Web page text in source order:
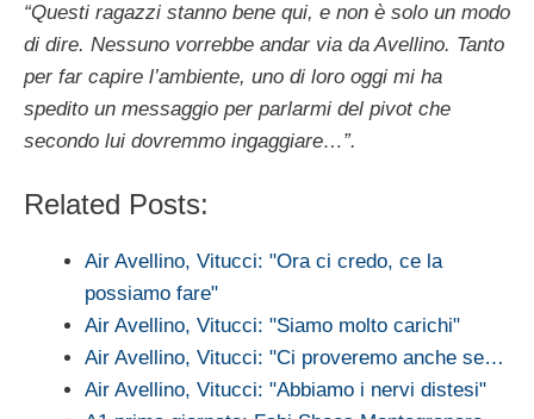
“Questi ragazzi stanno bene qui, e non è solo un modo
di dire. Nessuno vorrebbe andar via da Avellino. Tanto
per far capire l’ambiente, uno di loro oggi mi ha
spedito un messaggio per parlarmi del pivot che
secondo lui dovremmo ingaggiare…”.
Related Posts:
Air Avellino, Vitucci: "Ora ci credo, ce la
possiamo fare"
Air Avellino, Vitucci: "Siamo molto carichi"
Air Avellino, Vitucci: "Ci proveremo anche se…
Air Avellino, Vitucci: "Abbiamo i nervi distesi"